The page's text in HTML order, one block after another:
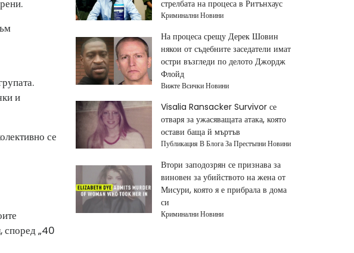
и
се
според „40
стрелбата на процеса в Ритънхаус
Криминални Новини
На процеса срещу Дерек Шовин
някои от съдебните заседатели имат
остри възгледи по делото Джордж
Флойд
Вижте Всички Новини
Visalia Ransacker Survivor се
отваря за ужасяващата атака, която
остави баща й мъртъв
Публикация В Блога За Престъпни Новини
Втори заподозрян се признава за
виновен за убийството на жена от
Мисури, която я е прибрала в дома
си
Криминални Новини